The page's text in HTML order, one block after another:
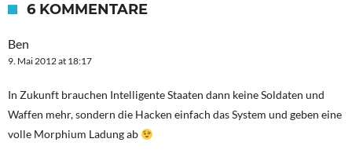
6 KOMMENTARE
Ben
9. Mai 2012 at 18:17
In Zukunft brauchen Intelligente Staaten dann keine Soldaten und
Waffen mehr, sondern die Hacken einfach das System und geben eine
volle Morphium Ladung ab